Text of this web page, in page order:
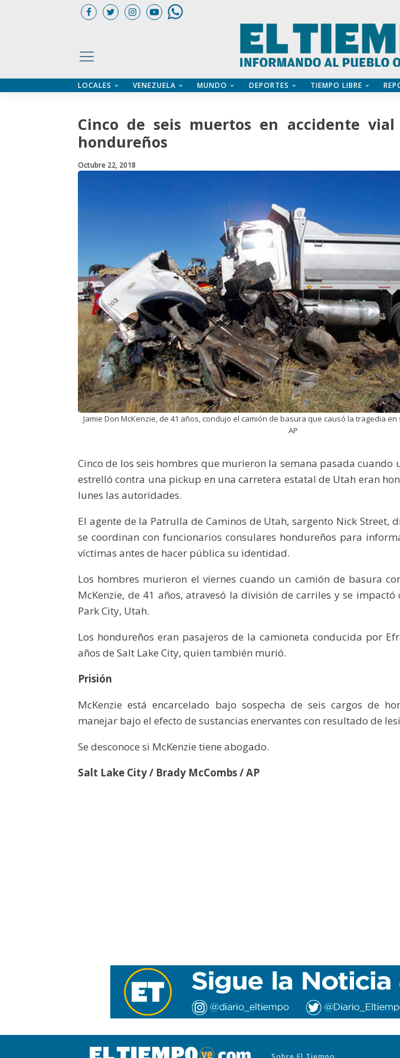
LOCALES VENEZUELA MUNDO DEPORTES TIEMPO LIBRE
Cinco de seis muertos en accidente
hondureños
Octubre 22, 2018
Jamie Don McKenzie, de 41 años, condujo el camión de basura que causó la tragedia
AP
Cinco de los seis hombres que murieron la semana pasada cuando
estrelló contra una pickup en una carretera estatal de Utah eran
lunes las autoridades.
El agente de la Patrulla de Caminos de Utah, sargento Nick Street,
se coordinan con funcionarios consulares hondureños para
víctimas antes de hacer pública su identidad.
Los hombres murieron el viernes cuando un camión de basura
McKenzie, de 41 años, atravesó la división de carriles y se
Park City, Utah.
Los hondureños eran pasajeros de la camioneta conducida por
años de Salt Lake City, quien también murió.
Prisión
McKenzie está encarcelado bajo sospecha de seis cargos de
manejar bajo el efecto de sustancias enervantes con resultado de
Se desconoce si McKenzie tiene abogado.
Salt Lake City / Brady McCombs / AP